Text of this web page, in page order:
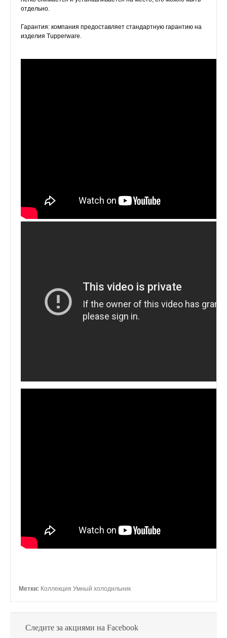
отдельно.
Гарантия: компания предоставляет стандартную гарантию на
изделия Tupperware.
Метки: Коллекция Умный холодильник
Следите за акциями на Facebook